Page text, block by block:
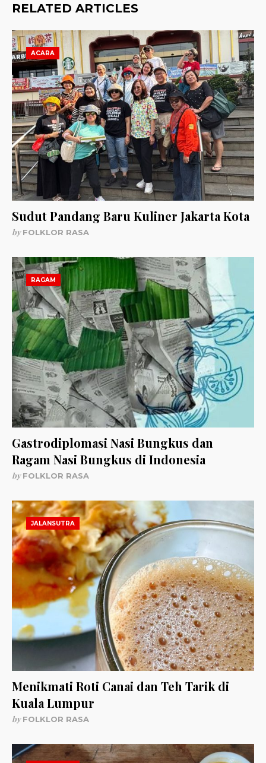
RELATED ARTICLES
ACARA
Sudut Pandang Baru Kuliner Jakarta Kota
byFOLKLOR RASA
RAGAM
Gastrodiplomasi Nasi Bungkus dan
Ragam Nasi Bungkus di Indonesia
byFOLKLOR RASA
JALANSUTRA
Menikmati Roti Canai dan Teh Tarik di
Kuala Lumpur
byFOLKLOR RASA